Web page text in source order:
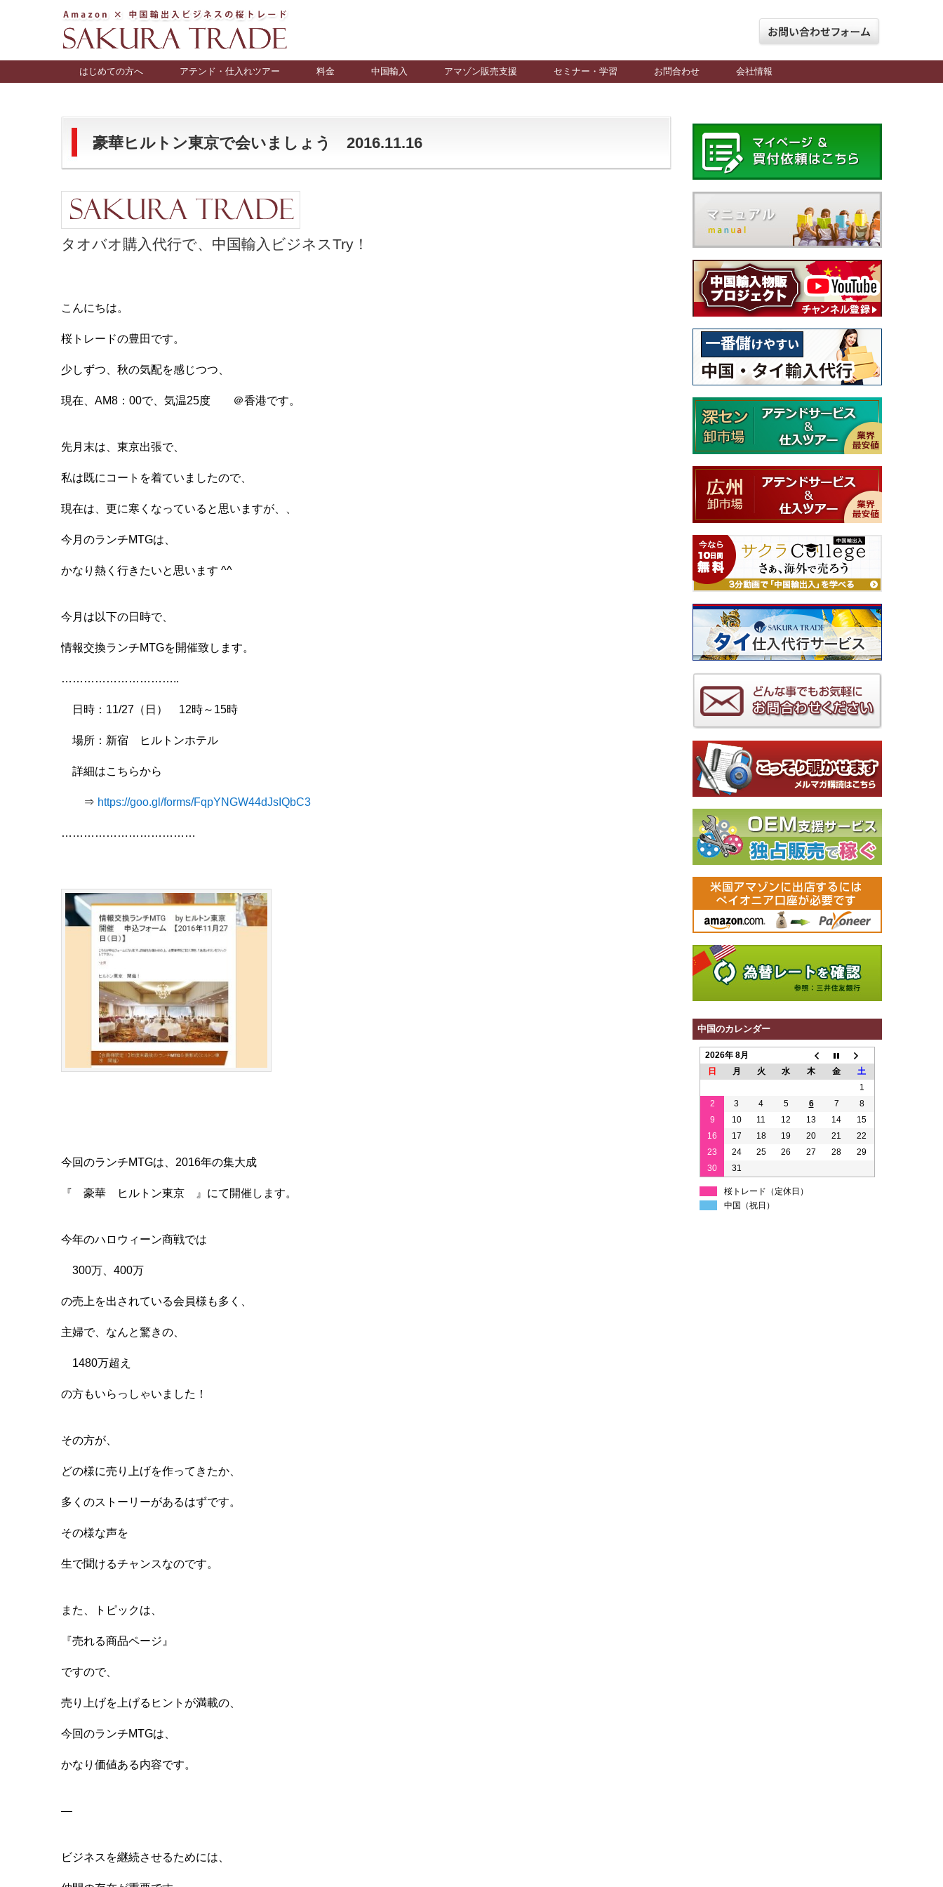
はじめての方へ アテンド・仕入れツアー 料金 中国輸入 アマゾン販売支援 セミナー・学習 お問合わせ 会社情報
豪華ヒルトン東京で会いましょう 2016.11.16
タオバオ購入代行で、中国輸入ビジネスTry！
こんにちは。
桜トレードの豊田です。
少しずつ、秋の気配を感じつつ、
現在、AM8：00で、気温25度 ＠香港です。
先月末は、東京出張で、
私は既にコートを着ていましたので、
現在は、更に寒くなっていると思いますが、、
今月のランチMTGは、
かなり熱く行きたいと思います ^^
今月は以下の日時で、
情報交換ランチMTGを開催致します。
…………………………..
日時：11/27（日） 12時～15時
場所：新宿 ヒルトンホテル
詳細はこちらから
⇒ https://goo.gl/forms/FqpYNGW44dJsIQbC3
………………………………
今回のランチMTGは、2016年の集大成
『 豪華 ヒルトン東京 』にて開催します。
今年のハロウィーン商戦では
300万、400万
の売上を出されている会員様も多く、
主婦で、なんと驚きの、
1480万超え
の方もいらっしゃいました！
その方が、
どの様に売り上げを作ってきたか、
多くのストーリーがあるはずです。
その様な声を
生で聞けるチャンスなのです。
また、トピックは、
『売れる商品ページ』
ですので、
売り上げを上げるヒントが満載の、
今回のランチMTGは、
かなり価値ある内容です。
—
ビジネスを継続させるためには、
中国のカレンダー
2026年 8月
日
月 火 水 木 金
土
1
2
3 4 5 6 7
8
9
10 11 12 13 14
15
16
17 18 19 20 21
22
23
24 25 26 27 28
29
30
31
桜トレード（定休日）
中国（祝日）